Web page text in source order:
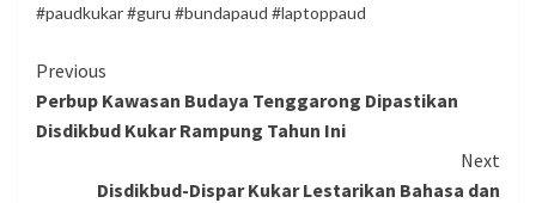
#paudkukar #guru #bundapaud #laptoppaud
Continue
Reading
Previous
Perbup Kawasan Budaya Tenggarong Dipastikan
Disdikbud Kukar Rampung Tahun Ini
Next
Disdikbud-Dispar Kukar Lestarikan Bahasa dan